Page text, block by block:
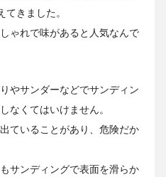
きました。
ゃれで味があると人気なんで
やサンダーなどでサンディン
なくてはいけません。
ていることがあり、危険だか
サンディングで表面を滑らか